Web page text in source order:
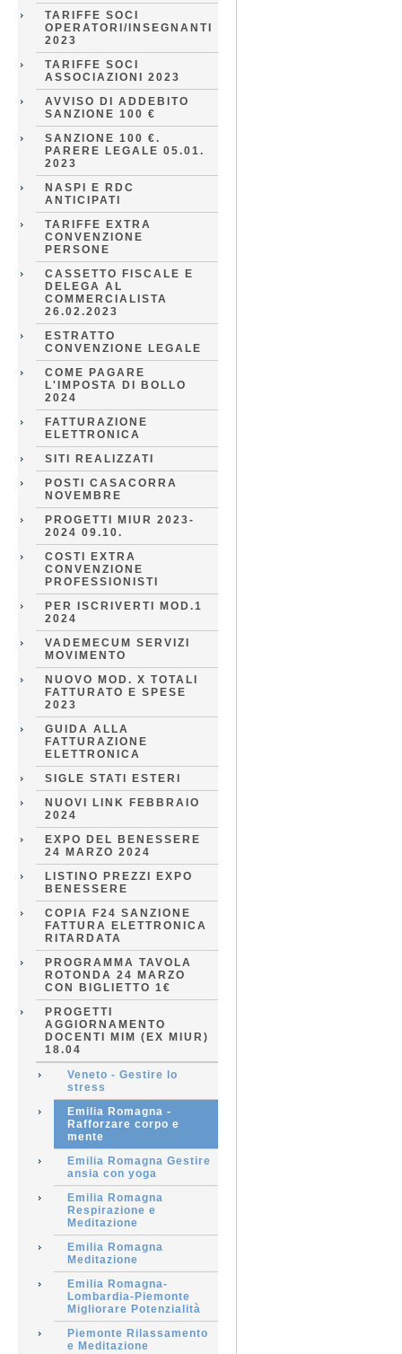
TARIFFE SOCI
OPERATORI/INSEGNANTI
2023
TARIFFE SOCI
ASSOCIAZIONI 2023
AVVISO DI ADDEBITO
SANZIONE 100 €
SANZIONE 100 €.
PARERE LEGALE 05.01.
2023
NASPI E RDC
ANTICIPATI
TARIFFE EXTRA
CONVENZIONE
PERSONE
CASSETTO FISCALE E
DELEGA AL
COMMERCIALISTA
26.02.2023
ESTRATTO
CONVENZIONE LEGALE
COME PAGARE
L'IMPOSTA DI BOLLO
2024
FATTURAZIONE
ELETTRONICA
SITI REALIZZATI
POSTI CASACORRA
NOVEMBRE
PROGETTI MIUR 2023-
2024 09.10.
COSTI EXTRA
CONVENZIONE
PROFESSIONISTI
PER ISCRIVERTI MOD.1
2024
VADEMECUM SERVIZI
MOVIMENTO
NUOVO MOD. X TOTALI
FATTURATO E SPESE
2023
GUIDA ALLA
FATTURAZIONE
ELETTRONICA
SIGLE STATI ESTERI
NUOVI LINK FEBBRAIO
2024
EXPO DEL BENESSERE
24 MARZO 2024
LISTINO PREZZI EXPO
BENESSERE
COPIA F24 SANZIONE
FATTURA ELETTRONICA
RITARDATA
PROGRAMMA TAVOLA
ROTONDA 24 MARZO
CON BIGLIETTO 1€
PROGETTI
AGGIORNAMENTO
DOCENTI MIM (EX MIUR)
18.04
Veneto - Gestire lo
stress
Emilia Romagna -
Rafforzare corpo e
mente
Emilia Romagna Gestire
ansia con yoga
Emilia Romagna
Respirazione e
Meditazione
Emilia Romagna
Meditazione
Emilia Romagna-
Lombardia-Piemonte
Migliorare Potenzialità
Piemonte Rilassamento
e Meditazione